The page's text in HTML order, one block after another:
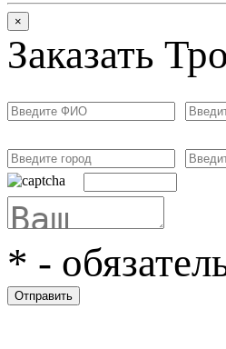
×
Заказать
* -
Отправить